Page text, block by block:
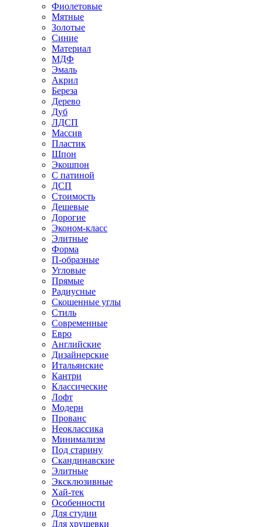
Фиолетовые
Мятные
Золотые
Синие
Материал
МДФ
Эмаль
Акрил
Береза
Дерево
Дуб
ЛДСП
Массив
Пластик
Шпон
Экошпон
С патиной
ДСП
Стоимость
Дешевые
Дорогие
Эконом-класс
Элитные
Форма
П-образные
Угловые
Прямые
Радиусные
Скошенные углы
Стиль
Современные
Евро
Английские
Дизайнерские
Итальянские
Кантри
Классические
Лофт
Модерн
Прованс
Неоклассика
Минимализм
Под старину
Скандинавские
Элитные
Эксклюзивные
Хай-тек
Особенности
Для студии
Для хрущевки